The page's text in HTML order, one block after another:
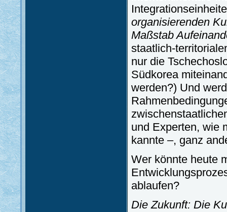
organisierenden
Maßstab
staatlich-
nur die
Südkorea
werden?) Und
und Experten, wie
kannte –, ganz
Wer könnte heute
ablaufen?
Die Zukunft: Die